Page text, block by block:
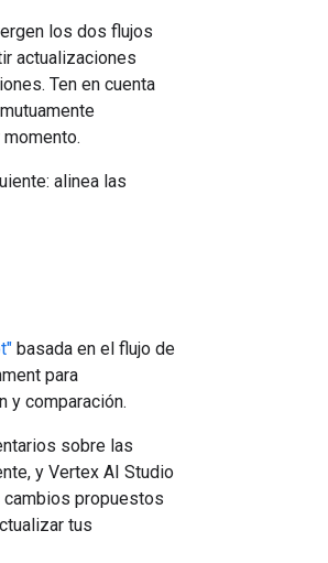
los dos flujos
actualizaciones
Ten en cuenta
alinea las
basada en el flujo de
para
y comparación.
sobre las
y Vertex AI Studio
cambios propuestos
tus